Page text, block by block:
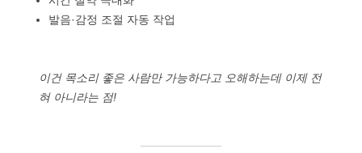
발음·감정 조절 자동 작업
이건 목소리 좋은 사람만 가능하다고 오해하는데 이제 전
혀 아니라는 점!